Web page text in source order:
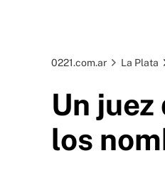
0221.com.ar La Plata
Un
los